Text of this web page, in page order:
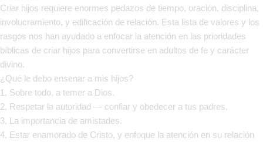
Criar hijos requiere enormes pedazos de tiempo, oración, disciplina,
involucramiento, y edificación de relación. Esta lista de valores y los
rasgos nos han ayudado a enfocar la atención en las prioridades
bíblicas de criar hijos para convertirse en adultos de fe y carácter
divino.
¿Qué le debo ensenar a mis hijos?
1. Sobre todo, a temer a Dios.
2. Respetar la autoridad — confiar y obedecer a tus padres.
3. La importancia de amistades.
4. Estar enamorado de Cristo, y enfoque la atención en su relación